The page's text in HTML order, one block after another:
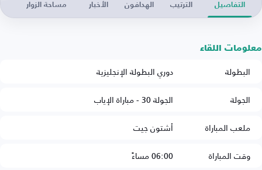
التفاصيل الترتيب الهدافون الأخبار مساحة الزوار
معلومات اللقاء
البطولة
دوري البطولة الإنجليزية
الجولة
الجولة 30 - مباراة الإياب
ملعب المباراة
أشتون جيت
وقت المباراة
06:00 مساءً